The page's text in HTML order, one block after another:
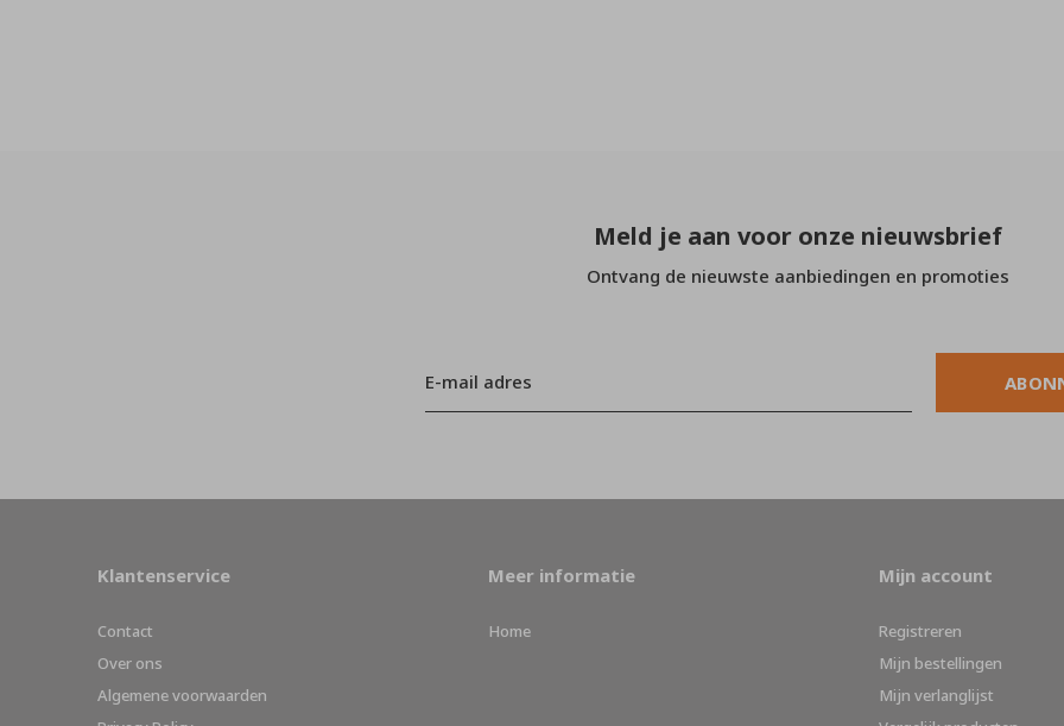
Meld je aan voor onze nieuwsbrief
Ontvang de nieuwste aanbiedingen en promoties
Klantenservice
Contact
Over ons
Algemene voorwaarden
Meer informatie
Home
Mijn account
Registreren
Mijn bestellingen
Mijn verlanglijst